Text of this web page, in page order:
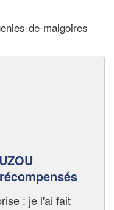
de-malgoires
: je l'ai fait